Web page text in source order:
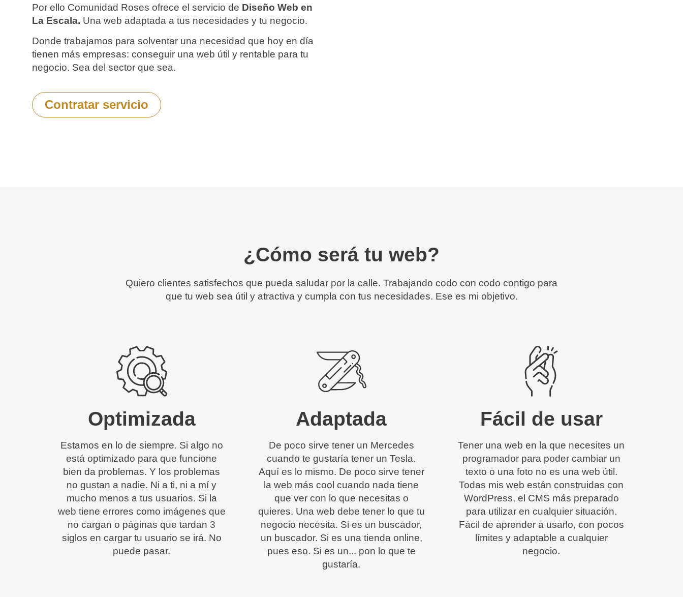
Por ello Comunidad Roses ofrece el servicio de Diseño Web en
La Escala. Una web adaptada a tus necesidades y tu negocio.
Donde trabajamos para solventar una necesidad que hoy en día
tienen más empresas: conseguir una web útil y rentable para tu
negocio. Sea del sector que sea.
Contratar servicio
¿Cómo será tu web?
Quiero clientes satisfechos que pueda saludar por la calle. Trabajando codo con codo contigo para
que tu web sea útil y atractiva y cumpla con tus necesidades. Ese es mi objetivo.
Optimizada
Estamos en lo de siempre. Si algo no
está optimizado para que funcione
bien da problemas. Y los problemas
no gustan a nadie. Ni a ti, ni a mí y
mucho menos a tus usuarios. Si la
web tiene errores como imágenes que
no cargan o páginas que tardan 3
siglos en cargar tu usuario se irá. No
puede pasar.
Adaptada
De poco sirve tener un Mercedes
cuando te gustaría tener un Tesla.
Aquí es lo mismo. De poco sirve tener
la web más cool cuando nada tiene
que ver con lo que necesitas o
quieres. Una web debe tener lo que tu
negocio necesita. Si es un buscador,
un buscador. Si es una tienda online,
pues eso. Si es un... pon lo que te
gustaría.
Fácil de usar
Tener una web en la que necesites un
programador para poder cambiar un
texto o una foto no es una web útil.
Todas mis web están construidas con
WordPress, el CMS más preparado
para utilizar en cualquier situación.
Fácil de aprender a usarlo, con pocos
límites y adaptable a cualquier
negocio.